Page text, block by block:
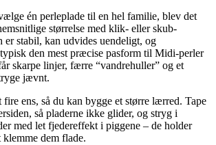
én perleplade til en hel familie, blev det
størrelse med klik- eller skub-
er stabil, kan udvides uendeligt, og
den mest præcise pasform til Midi-perler
skarpe linjer, færre “vandrehuller” og et
jævnt.
ens, så du kan bygge et større lærred. Tape
så pladerne ikke glider, og stryg i
med let fjedereffekt i piggene – de holder
klemme dem flade.